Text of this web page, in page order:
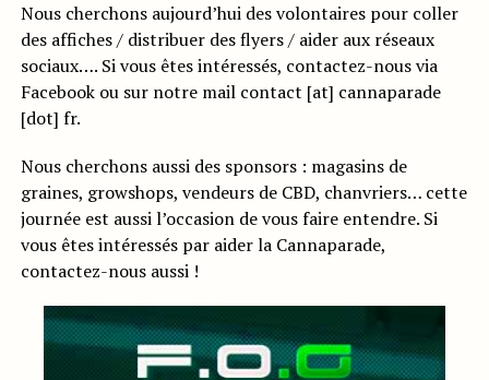
Nous cherchons aujourd’hui des volontaires pour coller
des affiches / distribuer des flyers / aider aux réseaux
sociaux…. Si vous êtes intéressés, contactez-nous via
Facebook ou sur notre mail contact [at] cannaparade
[dot] fr.
Nous cherchons aussi des sponsors : magasins de
graines, growshops, vendeurs de CBD, chanvriers… cette
journée est aussi l’occasion de vous faire entendre. Si
vous êtes intéressés par aider la Cannaparade,
contactez-nous aussi !